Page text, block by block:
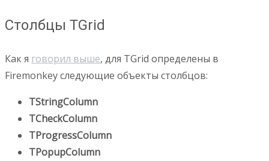
Столбцы TGrid
Как я говорил выше, для TGrid определены в
Firemonkey следующие объекты столбцов:
TStringColumn
TCheckColumn
TProgressColumn
TPopupColumn